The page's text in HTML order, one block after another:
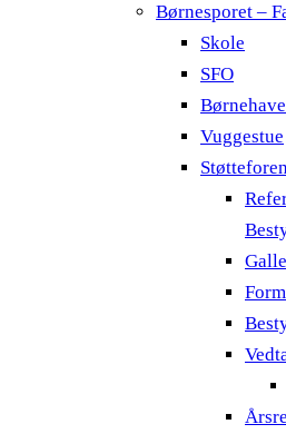
Børnesporet –
Skole
SFO
Børnehave
Vuggestue